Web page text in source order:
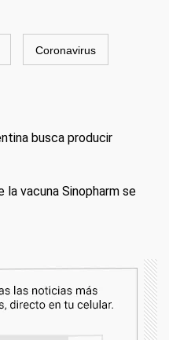
Coronavirus
busca producir
la vacuna Sinopharm se